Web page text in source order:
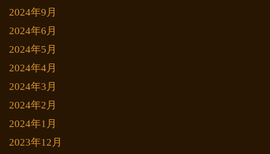
2024年9月
2024年6月
2024年5月
2024年4月
2024年3月
2024年2月
2024年1月
2023年12月